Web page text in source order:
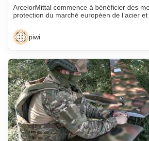
ArcelorMittal commence à bénéficier des
protection du marché européen de l’acier
piwi